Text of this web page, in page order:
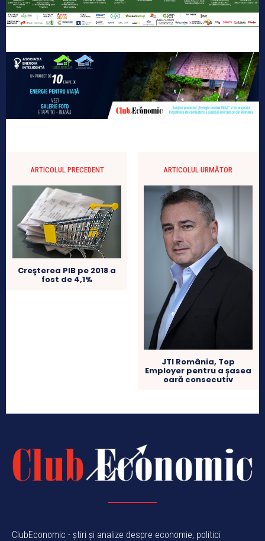
ARTICOLUL PRECEDENT
Creşterea PIB pe 2018 a
fost de 4,1%
ARTICOLUL URMĂTOR
JTI România, Top
Employer pentru a șasea
oară consecutiv
ClubEconomic - știri și analize despre economie, politici